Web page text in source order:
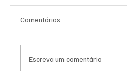
Comentários
Escreva um comentário